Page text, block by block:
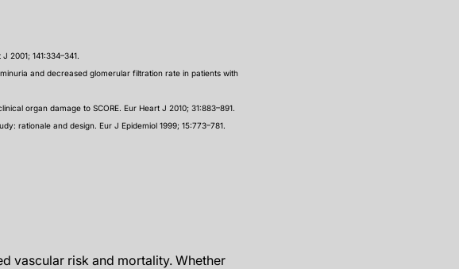
2001; 141:334–341.
and decreased glomerular filtration rate in patients with
organ damage to SCORE. Eur Heart J 2010; 31:883–891.
rationale and design. Eur J Epidemiol 1999; 15:773–781.
vascular risk and mortality. Whether